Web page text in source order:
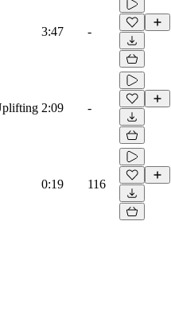
3:47 -
2:09 -
0:19 116